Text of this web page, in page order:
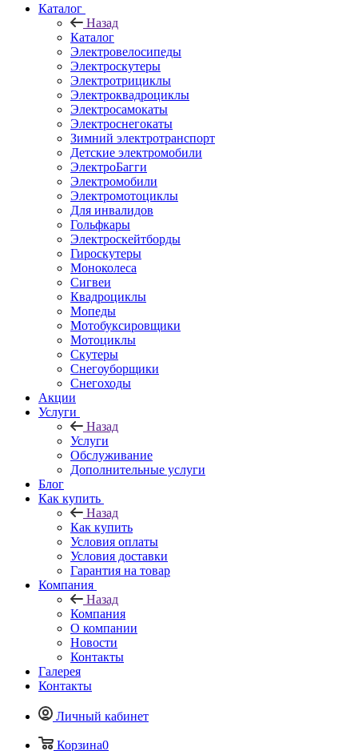
Каталог
Назад
Каталог
Электровелосипеды
Электроскутеры
Электротрициклы
Электроквадроциклы
Электросамокаты
Электроснегокаты
Зимний электротранспорт
Детские электромобили
ЭлектроБагги
Электромобили
Электромотоциклы
Для инвалидов
Гольфкары
Электроскейтборды
Гироскутеры
Моноколеса
Сигвеи
Квадроциклы
Мопеды
Мотобуксировщики
Мотоциклы
Скутеры
Снегоуборщики
Снегоходы
Акции
Услуги
Назад
Услуги
Обслуживание
Дополнительные услуги
Блог
Как купить
Назад
Как купить
Условия оплаты
Условия доставки
Гарантия на товар
Компания
Назад
Компания
О компании
Новости
Контакты
Галерея
Контакты
Личный кабинет
Корзина0